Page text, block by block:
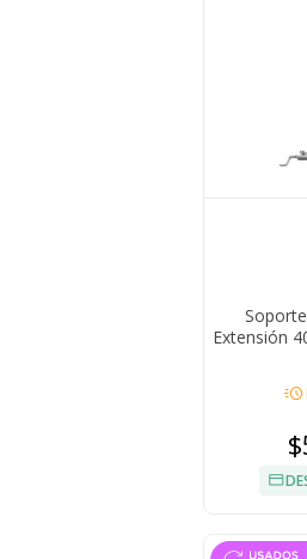
Extensión
acute